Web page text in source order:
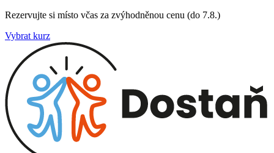
Rezervujte si místo včas za zvýhodněnou cenu (do 7.8.)
Vybrat kurz